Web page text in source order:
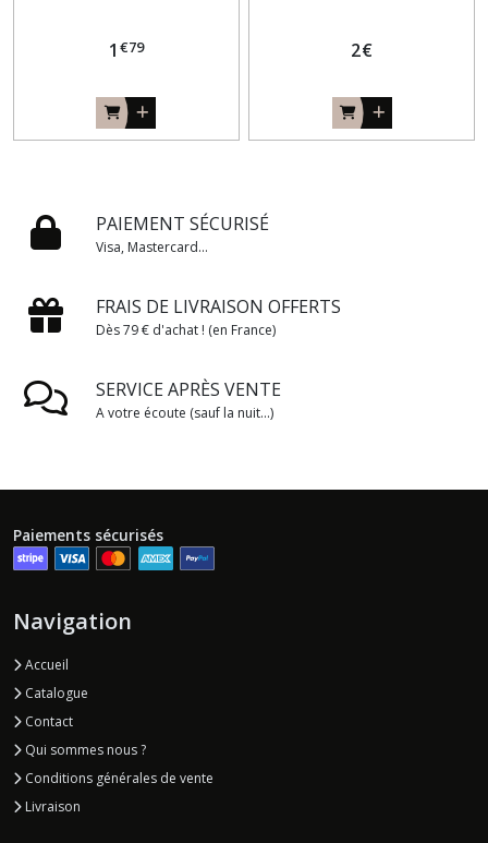
1 €79 2€
PAIEMENT SÉCURISÉ
Visa, Mastercard...
FRAIS DE LIVRAISON OFFERTS
Dès 79 € d'achat ! (en France)
SERVICE APRÈS VENTE
A votre écoute (sauf la nuit...)
Paiements sécurisés
Navigation
Accueil
Catalogue
Contact
Qui sommes nous ?
Conditions générales de vente
Livraison